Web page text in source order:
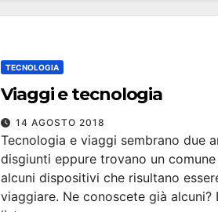
TECNOLOGIA
Viaggi e tecnologia
14 AGOSTO 2018
Tecnologia e viaggi sembrano due
disgiunti eppure trovano un
alcuni dispositivi che risultano
viaggiare. Ne conoscete già alcuni?